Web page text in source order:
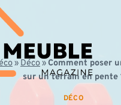
»Déco» Comment poser
sur un terrain en pente
DÉCO